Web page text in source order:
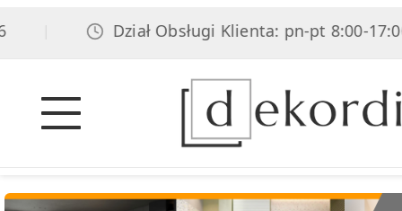
| Dział Obsługi Klienta: pn-pt 8:00-17:00,